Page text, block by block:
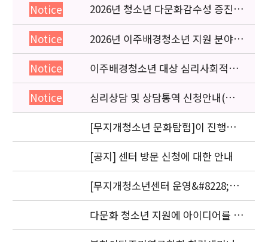
Notice
2026년 청소년 다문화감수성 증진
프로그램 「다가감」신청기관 안내
Notice
2026년 이주배경청소년 지원 분야
종사자 역량강화 교육 일정 안내
Notice
이주배경청소년 대상 심리사회적응
검사 연수동영상 개편 안내
Notice
심리상담 및 상담통역 신청안내(의뢰
서첨부)
[무지개청소년 문화탐험]이 진행됩
니다.
[공지] 센터 방문 신청에 대한 안내
[무지개청소년센터 운영&#8228;자
문위원회 회의] 개최
다문화 청소년 지원에 아이디어를 제
안해 주세요.